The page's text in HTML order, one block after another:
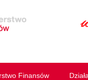
Finansów